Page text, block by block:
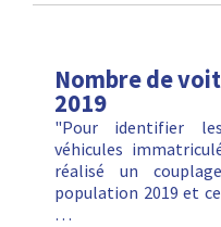
Nombre de
2019
"Pour identifier
véhicules
réalisé un
population 2019 et
…